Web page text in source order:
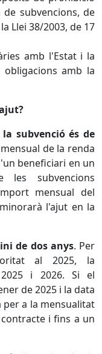
subvencions, de
Llei 38/2003, de 17
amb l'Estat i la
amb la
subvenció és de
de la renda
beneficiari en un
les subvencions
mensual del
l'ajut en la
de dos anys. Per
al 2025, la
i 2026. Si el
de 2025 i la data
per a la mensualitat
i fins a un